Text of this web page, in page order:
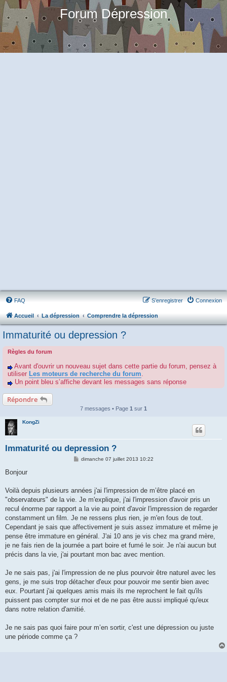
Forum Dépression
FAQ Connexion
S’enregistrer
Accueil La dépression Comprendre la dépression
Immaturité ou depression ?
Règles du forum
Avant d'ouvrir un nouveau sujet dans cette partie du forum, pensez à
utiliser Les moteurs de recherche du forum.
Un point bleu s’affiche devant les messages sans réponse
Répondre
7 messages • Page 1 sur 1
KongZi
Immaturité ou depression ?
M
g
dimanche 07 juillet 2013 10:22
Bonjour
Voilà depuis plusieurs années j'ai l'impression de m’être placé en
"observateurs" de la vie. Je m'explique, j'ai l'impression d'avoir pris un
recul énorme par rapport a la vie au point d'avoir l'impression de regarder
constamment un film. Je ne ressens plus rien, je m'en fous de tout.
Cependant je sais que affectivement je suis assez immature et même je
pense être immature en général. J'ai 10 ans je vis chez ma grand mère,
je ne fais rien de la journée a part boire et fumé le soir. Je n'ai aucun but
précis dans la vie, j'ai pourtant mon bac avec mention.
Je ne sais pas, j'ai l'impression de ne plus pourvoir être naturel avec les
gens, je me suis trop détacher d'eux pour pouvoir me sentir bien avec
eux. Pourtant j'ai quelques amis mais ils me reprochent le fait qu'ils
puissent pas compter sur moi et de ne pas être aussi impliqué qu'eux
dans notre relation d'amitié.
Je ne sais pas quoi faire pour m’en sortir, c'est une dépression ou juste
une période comme ça ?